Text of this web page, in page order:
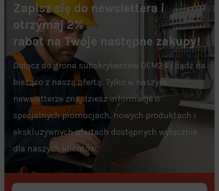
Zapisz się do newslettera i
otrzymaj 2%
rabat na Twoje następne zakupy!
Dołącz do grona subskrybentów OEM24 i bądź na
bieżąco z naszą ofertą. Tylko w naszym
newsletterze znajdziesz informacje o
specjalnych promocjach, nowych produktach i
ekskluzywnych ofertach dostępnych wyłącznie
dla naszych klientów.